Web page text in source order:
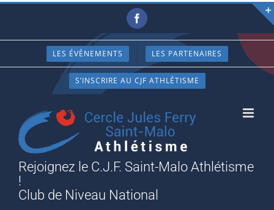
Passer
contenu
Facebook
LES ÉVÈNEMENTS LES PARTENAIRES
S’INSCRIRE AU CJF ATHLÉTISME
Rejoignez le C.J.F. Saint-Malo Athlétisme
!
Club de Niveau National